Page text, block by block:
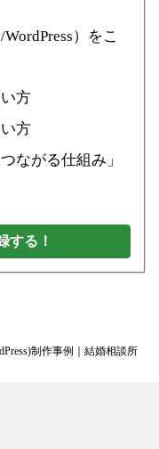
）をこ
方
方
ながる仕組み」
する！
制作事例｜結婚相談所